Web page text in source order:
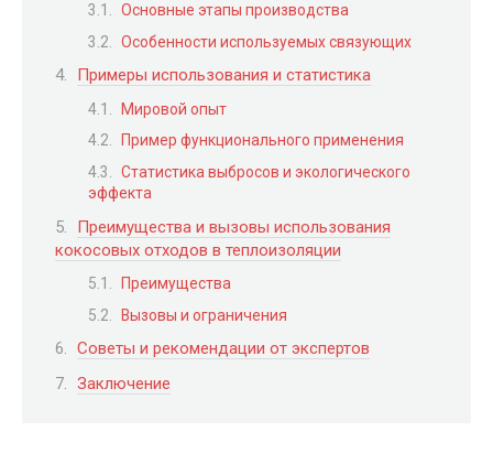
Основные этапы производства
Особенности используемых связующих
Примеры использования и статистика
Мировой опыт
Пример функционального применения
Статистика выбросов и экологического
эффекта
Преимущества и вызовы использования
кокосовых отходов в теплоизоляции
Преимущества
Вызовы и ограничения
Советы и рекомендации от экспертов
Заключение